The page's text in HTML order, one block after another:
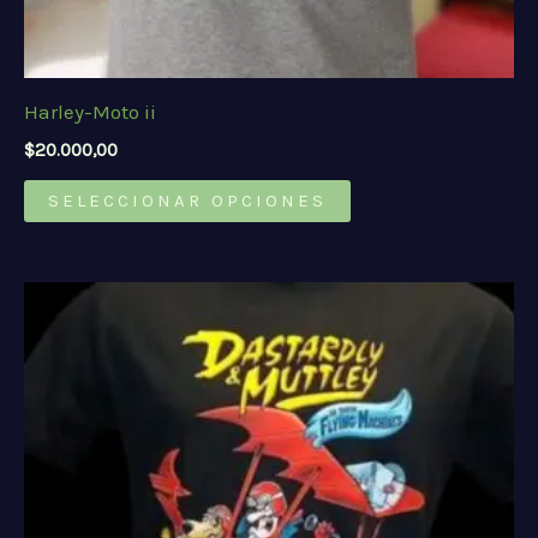
Harley-Moto ii
$20.000,00
SELECCIONAR OPCIONES
Este
producto
múltiples
Las
opciones
se
pueden
elegir
en